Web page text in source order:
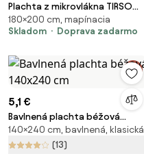
Plachta z mikrovlákna TIRSO
sivobiela 180x200 cm
180×200 cm, mapínacia
Skladom
Doprava zadarmo
5,1 €
Bavlnená plachta béžová
140x240 cm
140×240 cm, bavlnená, klasická
(13)